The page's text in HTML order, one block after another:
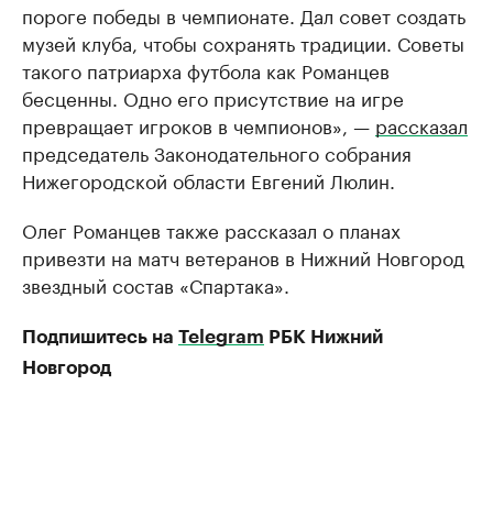
пороге победы в чемпионате. Дал совет создать
музей клуба, чтобы сохранять традиции. Советы
такого патриарха футбола как Романцев
бесценны. Одно его присутствие на игре
превращает игроков в чемпионов», — рассказал
председатель Законодательного собрания
Нижегородской области Евгений Люлин.
Олег Романцев также рассказал о планах
привезти на матч ветеранов в Нижний Новгород
звездный состав «Спартака».
Подпишитесь на Telegram РБК Нижний
Новгород